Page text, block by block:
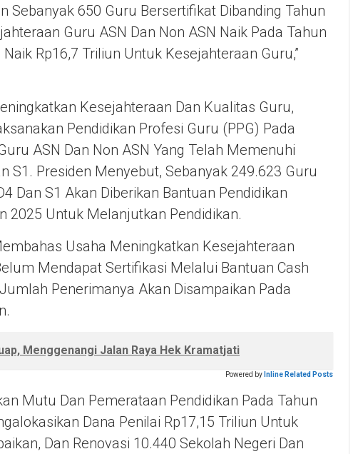
Sebanyak 650 Guru Bersertifikat Dibanding Tahun
Guru ASN Dan Non ASN Naik Pada Tahun
Rp16,7 Triliun Untuk Kesejahteraan Guru,”
Kesejahteraan Dan Kualitas Guru,
Pendidikan Profesi Guru (PPG) Pada
ASN Dan Non ASN Yang Telah Memenuhi
S1. Presiden Menyebut, Sebanyak 249.623 Guru
Dan S1 Akan Diberikan Bantuan Pendidikan
2025 Untuk Melanjutkan Pendidikan.
Usaha Meningkatkan Kesejahteraan
Mendapat Sertifikasi Melalui Bantuan Cash
Penerimanya Akan Disampaikan Pada
Menggenangi Jalan Raya Hek Kramatjati
Powered by Inline Related Posts
Mutu Dan Pemerataan Pendidikan Pada Tahun
Dana Penilai Rp17,15 Triliun Untuk
Dan Renovasi 10.440 Sekolah Negeri Dan